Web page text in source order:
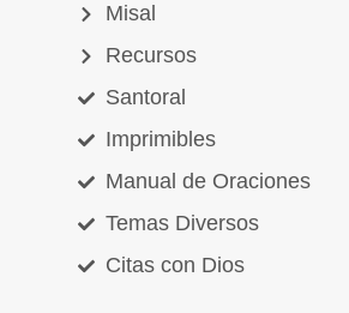
Misal
Recursos
Santoral
Imprimibles
Manual de Oraciones
Temas Diversos
Citas con Dios